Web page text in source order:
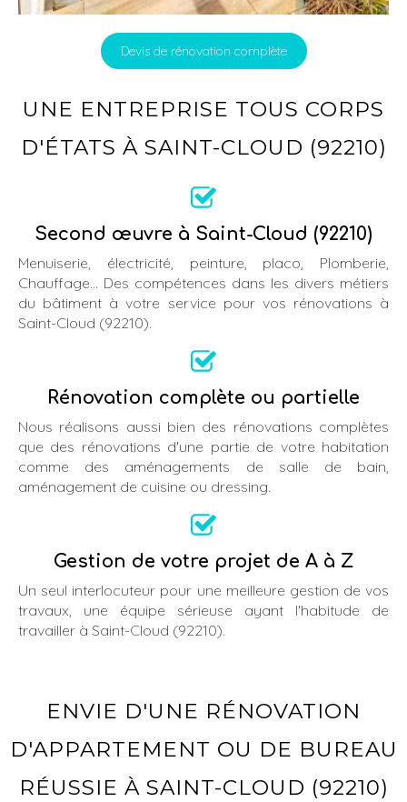
Devis de rénovation complète
UNE ENTREPRISE TOUS CORPS
D'ÉTATS À SAINT-CLOUD (92210)
Second œuvre à Saint-Cloud (92210)
Menuiserie, électricité, peinture, placo, Plomberie,
Chauffage... Des compétences dans les divers métiers
du bâtiment à votre service pour vos rénovations à
Saint-Cloud (92210).
Rénovation complète ou partielle
Nous réalisons aussi bien des rénovations complètes
que des rénovations d'une partie de votre habitation
comme des aménagements de salle de bain,
aménagement de cuisine ou dressing.
Gestion de votre projet de A à Z
Un seul interlocuteur pour une meilleure gestion de vos
travaux, une équipe sérieuse ayant l'habitude de
travailler à Saint-Cloud (92210).
ENVIE D'UNE RÉNOVATION
D'APPARTEMENT OU DE BUREAU
RÉUSSIE À SAINT-CLOUD (92210)